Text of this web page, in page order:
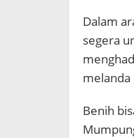
Dalam
segera
melanda
Benih